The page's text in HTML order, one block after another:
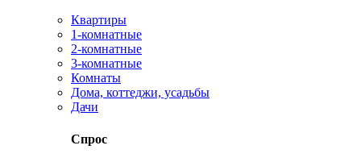
Квартиры
1-комнатные
2-комнатные
3-комнатные
Комнаты
Дома, коттеджи, усадьбы
Дачи
Спрос